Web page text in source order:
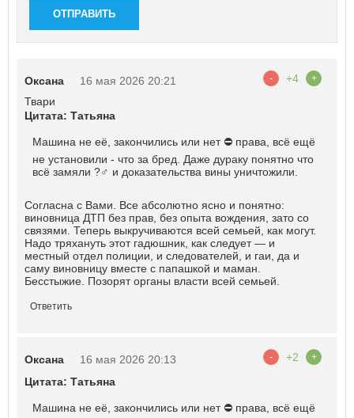
ОТПРАВИТЬ
Оксана 16 мая 2026 20:21 - +4 +
Твари
Цитата: Татьяна
Машина не её, закончились или нет ⛔ права, всё ещё
не установили - что за бред. Даже дураку понятно что
всё замяли ?‍♂️ и доказательства вины уничтожили.
Согласна с Вами. Все абсолютно ясно и понятно:
виновница ДТП без прав, без опыта вождения, зато со
связями. Теперь выкручиваются всей семьей, как могут.
Надо тряхануть этот гадюшник, как следует — и
местный отдел полиции, и следователей, и гаи, да и
саму виновницу вместе с папашкой и маман.
Бесстыжие. Позорят органы власти всей семьей.
Ответить
Оксана 16 мая 2026 20:13 - +2 +
Цитата: Татьяна
Машина не её, закончились или нет ⛔ права, всё ещё